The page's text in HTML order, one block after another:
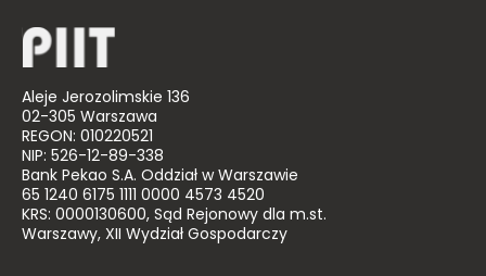
Aleje Jerozolimskie 136
02-305 Warszawa
REGON: 010220521
NIP: 526-12-89-338
Bank Pekao S.A. Oddział w Warszawie
65 1240 6175 1111 0000 4573 4520
KRS: 0000130600, Sąd Rejonowy dla m.st.
Warszawy, XII Wydział Gospodarczy